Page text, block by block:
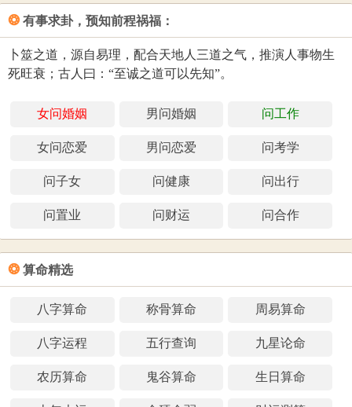
❂ 有事求卦，预知前程祸福：
卜筮之道，源自易理，配合天地人三道之气，推演人事物生
死旺衰；古人曰：“至诚之道可以先知”。
女问婚姻 男问婚姻 问工作
女问恋爱 男问恋爱 问考学
问子女 问健康 问出行
问置业 问财运 问合作
❂ 算命精选
八字算命 称骨算命 周易算命
八字运程 五行查询 九星论命
农历算命 鬼谷算命 生日算命